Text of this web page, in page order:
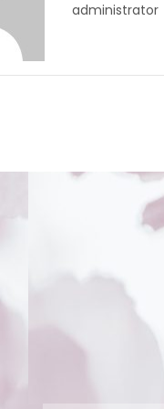
administrator